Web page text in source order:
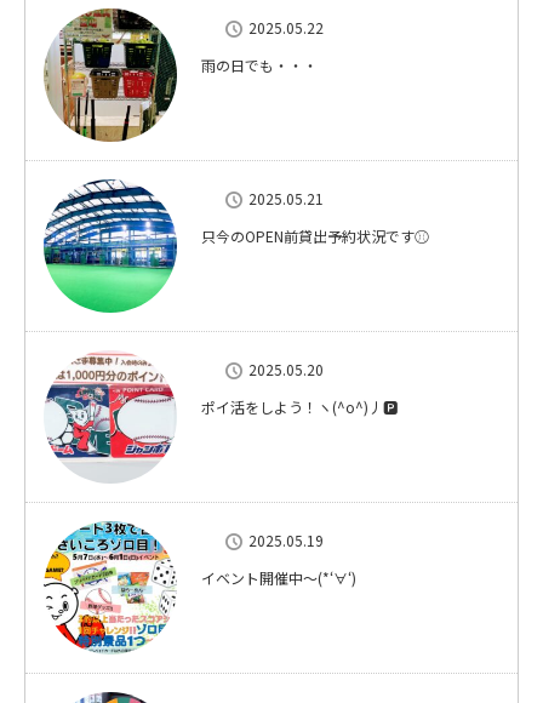
2025.05.22
雨の日でも・・・
2025.05.21
只今のOPEN前貸出予約状況です⚾
2025.05.20
ポイ活をしよう！ヽ(^o^)丿🅿
2025.05.19
イベント開催中～(*‘∀‘)